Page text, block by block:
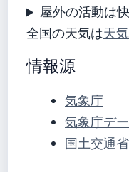
屋外の活動は
全国の天気は天
情報源
気象庁
気象庁デ
国土交通省